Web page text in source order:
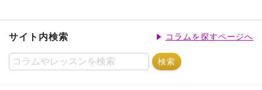
サイト内検索 コラムを探すページへ